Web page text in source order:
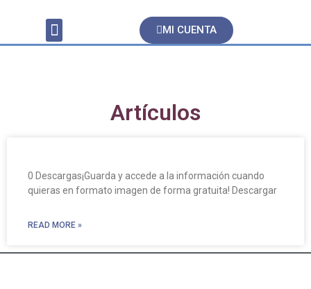
MI CUENTA
Artículos
0 Descargas¡Guarda y accede a la información cuando
quieras en formato imagen de forma gratuita! Descargar
READ MORE »